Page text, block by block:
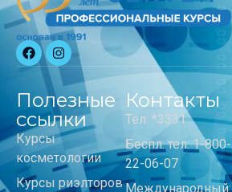
Полезные
ссылки
Курсы
косметологии
Курсы риэлторов
Контакты
Тел: *3331
Беспл. тел: 1-800-
22-06-07
Международный: